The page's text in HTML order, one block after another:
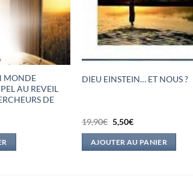
MONDE
AU REVEIL
DE
DIEU EINSTEIN… ET NOUS ?
19,90€ Le
initial
était :
5,50€Le
actuel
est :
AJOUTER AU PANIER